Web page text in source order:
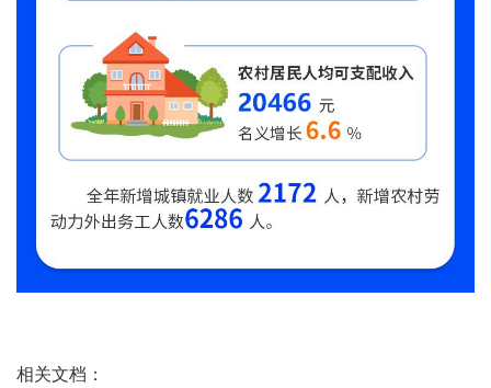
相关文档：